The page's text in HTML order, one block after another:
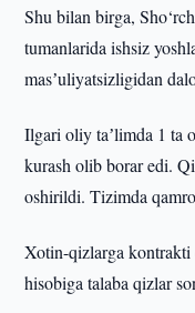
Shu bilan birga,
tumanlarida ishsiz
masʼuliyatsizligidan
Ilgari oliy taʼlimda 1 ta
kurash olib borar edi.
oshirildi. Tizimda
Xotin-qizlarga kontrakti
hisobiga talaba qizlar